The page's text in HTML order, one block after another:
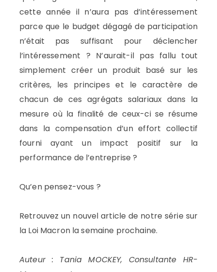
cette année il n’aura pas d’intéressement
parce que le budget dégagé de participation
n’était pas suffisant pour déclencher
l’intéressement ? N’aurait-il pas fallu tout
simplement créer un produit basé sur les
critères, les principes et le caractère de
chacun de ces agrégats salariaux dans la
mesure où la finalité de ceux-ci se résume
dans la compensation d’un effort collectif
fourni ayant un impact positif sur la
performance de l’entreprise ?
Qu’en pensez-vous ?
Retrouvez un nouvel article de notre série sur
la Loi Macron la semaine prochaine.
Auteur : Tania MOCKEY, Consultante HR-